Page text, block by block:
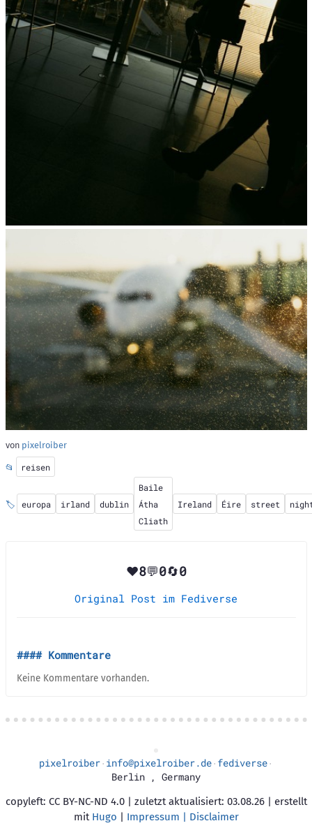
von pixelroiber
📂 reisen
🏷️ europa irland dublin
Baile
Átha
Cliath
Ireland Éire street
❤️8💬0🔄0
Original Post im Fediverse
Kommentare
Keine Kommentare vorhanden.
pixelroiber· info@pixelroiber.de· fediverse·
Berlin , Germany
copyleft: CC BY-NC-ND 4.0 | zuletzt aktualisiert: 03.08.26 | erstellt
mit Hugo | Impressum | Disclaimer